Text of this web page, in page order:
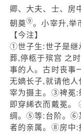
卿、大夫、士、房
朝奠⑨。小宰升,举
【今注】
①世子生:世子是继
葬,停柩于殡宫 之
事的人。古时丧事
无嫡长子,就请他人
宰为摄主。③裨冕:
即穿絺衣而戴冕。
绸。⑤等:台阶。⑥
者的亲属。⑧房中: